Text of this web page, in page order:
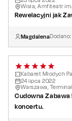
Wisła, Amfiteatr
Rewelacyjni jak
Magdalena
Kabaret Młodych
24lipca 2022
Warszawa,
Cudowna Zabawa
koncertu.